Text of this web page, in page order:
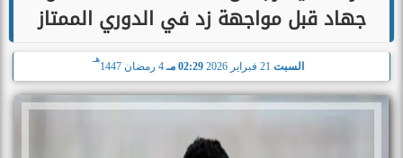
جهاد قبل مواجهة زد في الدوري الممتاز
السبت 02:29 مـ 4 رمضان 1447
هـ